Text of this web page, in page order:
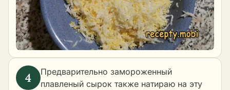
Предварительно замороженный
плавленый сырок также натираю на эту